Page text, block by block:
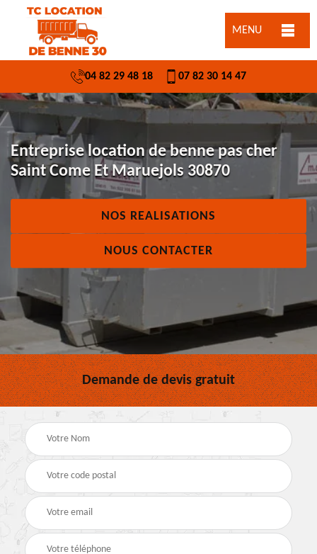
MENU
04 82 29 48 18 07 82 30 14 47
Entreprise location de benne pas cher
Saint Come Et Maruejols 30870
NOS REALISATIONS
NOUS CONTACTER
Demande de devis gratuit